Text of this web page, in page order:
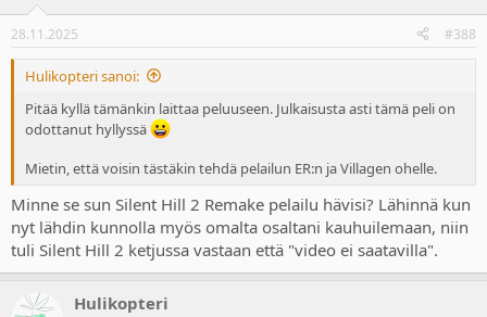
28.11.2025 #388
Hulikopteri sanoi:
Pitää kyllä tämänkin laittaa peluuseen. Julkaisusta asti tämä peli on
odottanut hyllyssä
Mietin, että voisin tästäkin tehdä pelailun ER:n ja Villagen ohelle.
Minne se sun Silent Hill 2 Remake pelailu hävisi? Lähinnä kun
nyt lähdin kunnolla myös omalta osaltani kauhuilemaan, niin
tuli Silent Hill 2 ketjussa vastaan että "video ei saatavilla".
Hulikopteri